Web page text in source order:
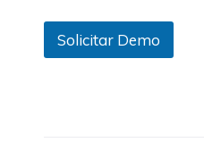
Solicitar Demo